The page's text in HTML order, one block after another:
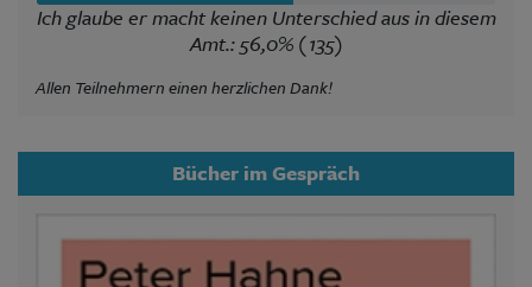
Ich glaube er macht keinen Unterschied aus in diesem
Amt.: 56,0% (135)
Allen Teilnehmern einen herzlichen Dank!
Bücher im Gespräch